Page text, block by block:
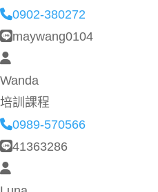
0902-380272
maywang0104
Wanda
培訓課程
0989-570566
41363286